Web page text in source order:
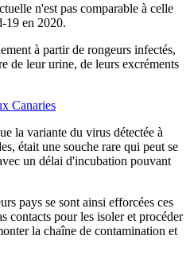
n'est pas comparable à celle
19 en 2020.
à partir de rongeurs infectés,
de leur urine, de leurs excréments
Canaries
la variante du virus détectée à
était une souche rare qui peut se
un délai d'incubation pouvant
pays se sont ainsi efforcées ces
contacts pour les isoler et procéder
la chaîne de contamination et